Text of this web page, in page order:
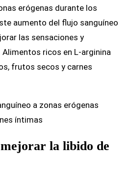
erógenas durante los
aumento del flujo sanguíneo
las sensaciones y
ricos en L-arginina
frutos secos y carnes
a zonas erógenas
íntimas
la libido de